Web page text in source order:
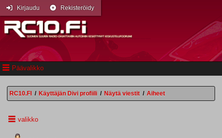
Päävalikko
Kirjaudu Rekisteröidy
RC10.FI / Käyttäjän Divi profiili / Näytä viestit / Aiheet
valikko